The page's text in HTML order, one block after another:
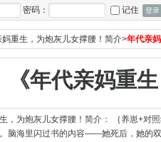
密码： 记住
妈重生，为炮灰儿女撑腰！简介>年代亲
《年代亲妈重
，为炮灰儿女撑腰！简介： ｛养崽+对
脑海里闪过书的内容——她死后，她的